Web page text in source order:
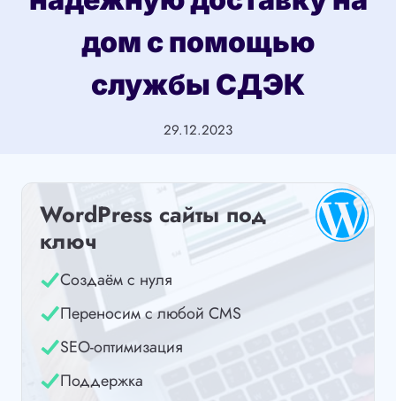
дом с помощью
службы СДЭК
29.12.2023
WordPress сайты под
ключ
Создаём с нуля
Переносим с любой CMS
SEO-оптимизация
Поддержка